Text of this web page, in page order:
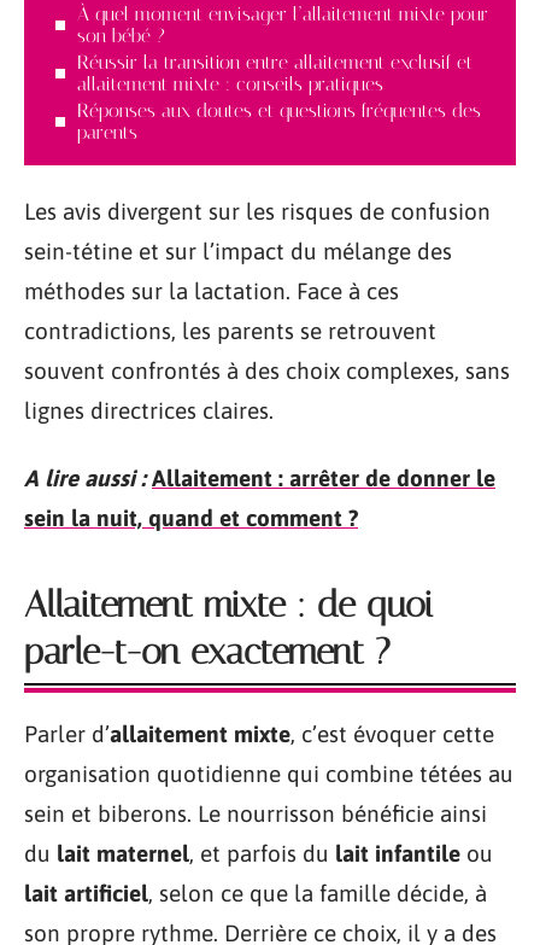
À quel moment envisager l’allaitement mixte pour
son bébé ?
Réussir la transition entre allaitement exclusif et
allaitement mixte : conseils pratiques
Réponses aux doutes et questions fréquentes des
parents
Les avis divergent sur les risques de confusion
sein-tétine et sur l’impact du mélange des
méthodes sur la lactation. Face à ces
contradictions, les parents se retrouvent
souvent confrontés à des choix complexes, sans
lignes directrices claires.
A lire aussi : Allaitement : arrêter de donner le
sein la nuit, quand et comment ?
Allaitement mixte : de quoi
parle-t-on exactement ?
Parler d’allaitement mixte, c’est évoquer cette
organisation quotidienne qui combine tétées au
sein et biberons. Le nourrisson bénéficie ainsi
du lait maternel, et parfois du lait infantile ou
lait artificiel, selon ce que la famille décide, à
son propre rythme. Derrière ce choix, il y a des